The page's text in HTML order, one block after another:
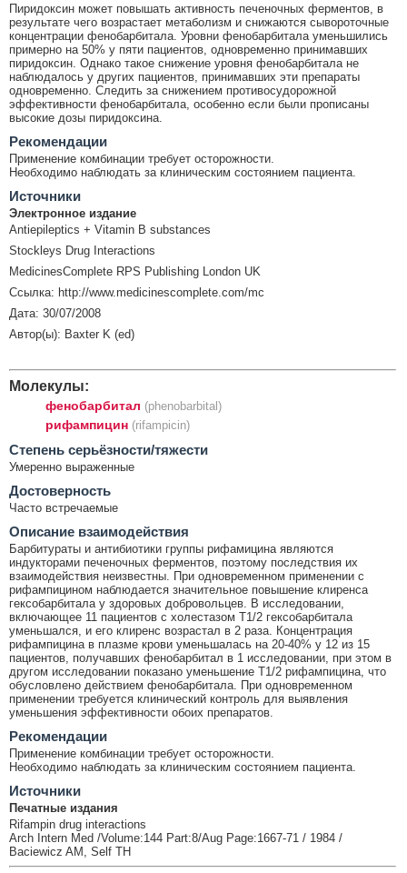
Пиридоксин может повышать активность печеночных ферментов, в
результате чего возрастает метаболизм и снижаются сывороточные
концентрации фенобарбитала. Уровни фенобарбитала уменьшились
примерно на 50% у пяти пациентов, одновременно принимавших
пиридоксин. Однако такое снижение уровня фенобарбитала не
наблюдалось у других пациентов, принимавших эти препараты
одновременно. Следить за снижением противосудорожной
эффективности фенобарбитала, особенно если были прописаны
высокие дозы пиридоксина.
Рекомендации
Применение комбинации требует осторожности.
Необходимо наблюдать за клиническим состоянием пациента.
Источники
Электронное издание
Antiepileptics + Vitamin B substances
Stockleys Drug Interactions
MedicinesComplete RPS Publishing London UK
Ссылка: http://www.medicinescomplete.com/mc
Дата: 30/07/2008
Автор(ы): Baxter K (ed)
Молекулы:
фенобарбитал (phenobarbital)
рифампицин (rifampicin)
Cтепень серьёзности/тяжести
Умеренно выраженные
Достоверность
Часто встречаемые
Описание взаимодействия
Барбитураты и антибиотики группы рифамицина являются
индукторами печеночных ферментов, поэтому последствия их
взаимодействия неизвестны. При одновременном применении с
рифампицином наблюдается значительное повышение клиренса
гексобарбитала у здоровых добровольцев. В исследовании,
включающее 11 пациентов с холестазом T1/2 гексобарбитала
уменьшался, и его клиренс возрастал в 2 раза. Концентрация
рифампицина в плазме крови уменьшалась на 20-40% у 12 из 15
пациентов, получавших фенобарбитал в 1 исследовании, при этом в
другом исследовании показано уменьшение T1/2 рифампицина, что
обусловлено действием фенобарбитала. При одновременном
применении требуется клинический контроль для выявления
уменьшения эффективности обоих препаратов.
Рекомендации
Применение комбинации требует осторожности.
Необходимо наблюдать за клиническим состоянием пациента.
Источники
Печатные издания
Rifampin drug interactions
Arch Intern Med /Volume:144 Part:8/Aug Page:1667-71 / 1984 /
Baciewicz AM, Self TH